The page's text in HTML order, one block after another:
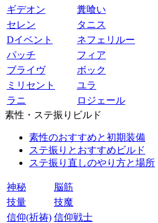
ギデオン
糞喰い
セレン
タニス
Dイベント
ネフェリルー
パッチ
フィア
ブライヴ
ボック
ミリセント
ユラ
ラニ
ロジェール
素性・ステ振りビルド
素性のおすすめと初期装備
ステ振りとおすすめビルド
ステ振り直しのやり方と場所
神秘
脳筋
技量
技魔
信仰(祈祷) 信仰戦士